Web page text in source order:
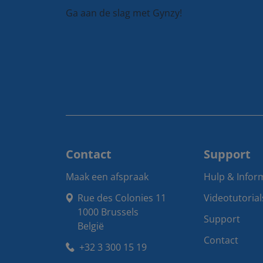
Ga aan de slag met Gynzy!
Contact
Maak een afspraak
Rue des Colonies 11
1000 Brussels
België
+32 3 300 15 19
Support
Hulp &
Support
Contact